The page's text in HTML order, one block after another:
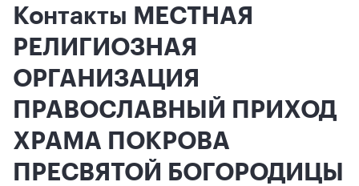
Контакты МЕСТНАЯ
РЕЛИГИОЗНАЯ
ОРГАНИЗАЦИЯ
ПРАВОСЛАВНЫЙ ПРИХОД
ХРАМА ПОКРОВА
ПРЕСВЯТОЙ БОГОРОДИЦЫ